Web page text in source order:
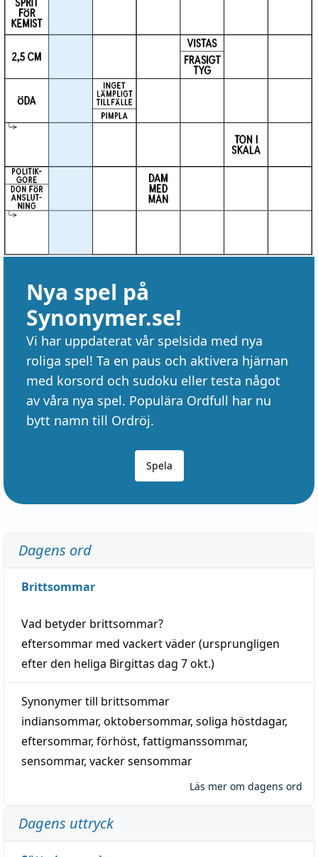
Nya spel på
Synonymer.se!
Vi har uppdaterat vår spelsida med nya
roliga spel! Ta en paus och aktivera hjärnan
med korsord och sudoku eller testa något
av våra nya spel. Populära Ordfull har nu
bytt namn till Ordröj.
Spela
Dagens ord
Brittsommar
Vad betyder brittsommar?
eftersommar med vackertväder(ursprungligen
efter den heliga Birgittas dag 7 okt.)
Synonymer till brittsommar
indiansommar, oktobersommar, soliga höstdagar,
eftersommar, förhöst, fattigmanssommar,
sensommar, vacker sensommar
Läs mer om dagens ord
Dagens uttryck